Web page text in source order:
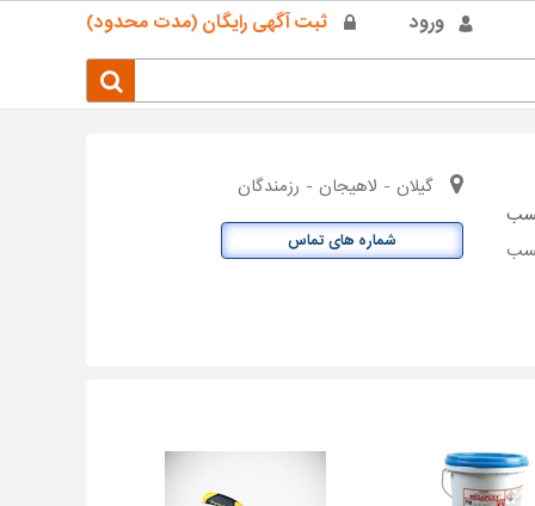
ورود ثبت آگهی رایگان (مدت محدود)
گیلان - لاهیجان - رزمندگان
شماره های تماس